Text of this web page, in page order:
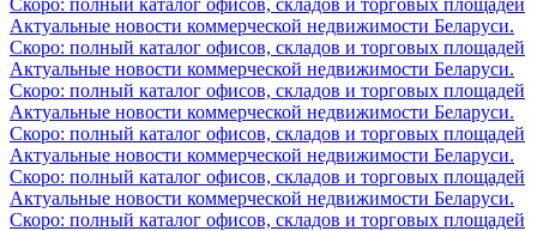
Актуальные новости коммерческой недвижимости Беларуси.
Скоро: полный каталог офисов, складов и торговых площадей
Актуальные новости коммерческой недвижимости Беларуси.
Скоро: полный каталог офисов, складов и торговых площадей
Актуальные новости коммерческой недвижимости Беларуси.
Скоро: полный каталог офисов, складов и торговых площадей
Актуальные новости коммерческой недвижимости Беларуси.
Скоро: полный каталог офисов, складов и торговых площадей
Актуальные новости коммерческой недвижимости Беларуси.
Скоро: полный каталог офисов, складов и торговых площадей